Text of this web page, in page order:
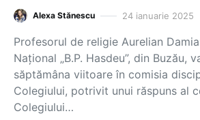
Alexa Stănescu 24 ianuarie 2025
Profesorul de religie Aurelian
Naţional „B.P. Hasdeu”, din Buzău,
săptămâna viitoare în comisia
Colegiului, potrivit unui răspuns al
Colegiului…